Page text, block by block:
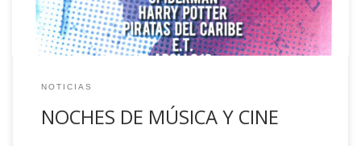
NOTICIAS
NOCHES DE MÚSICA Y CINE